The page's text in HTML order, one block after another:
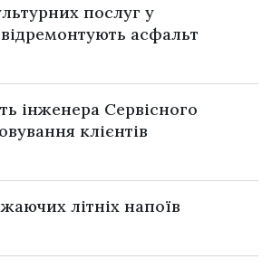
послуг у
асфальт
інженера Сервісного
клієнтів
літніх напоїв